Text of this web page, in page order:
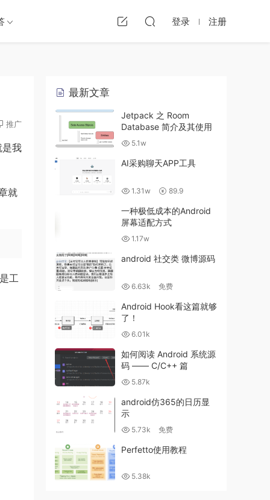
登录 注册
推广
我
就
工
最新文章
Jetpack 之 Room
Database 简介及其使用
5.1w
AI采购聊天APP工具
1.31w 89.9
一种极低成本的Android
屏幕适配方式
1.17w
android 社交类 微博源码
6.63k 免费
Android Hook看这篇就够
了！
6.01k
如何阅读 Android 系统源
码 —— C/C++ 篇
5.87k
android仿365的日历显
示
5.73k 免费
Perfetto使用教程
5.38k